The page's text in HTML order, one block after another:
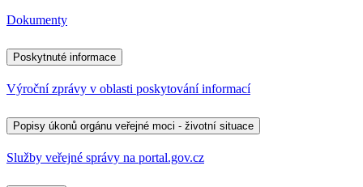
Dokumenty
Poskytnuté informace
Výroční zprávy v oblasti poskytování informací
Popisy úkonů orgánu veřejné moci - životní situace
Služby veřejné správy na portal.gov.cz